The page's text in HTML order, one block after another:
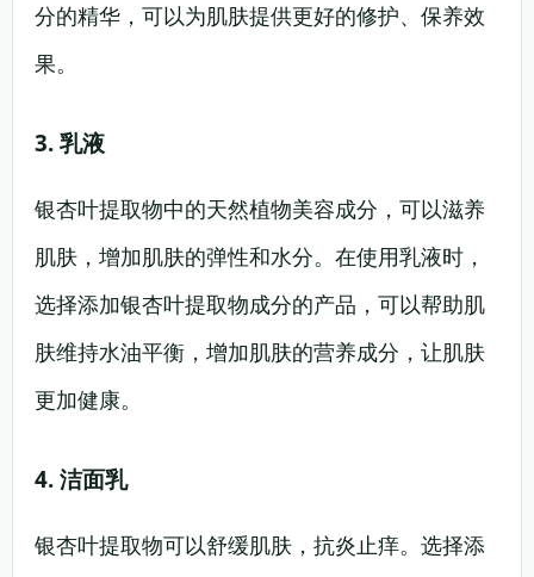
分的精华，可以为肌肤提供更好的修护、保养效
果。
3. 乳液
银杏叶提取物中的天然植物美容成分，可以滋养
肌肤，增加肌肤的弹性和水分。在使用乳液时，
选择添加银杏叶提取物成分的产品，可以帮助肌
肤维持水油平衡，增加肌肤的营养成分，让肌肤
更加健康。
4. 洁面乳
银杏叶提取物可以舒缓肌肤，抗炎止痒。选择添